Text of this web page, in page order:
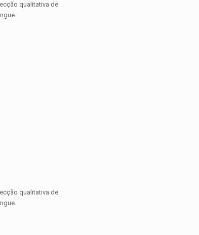
qualitativa de
qualitativa de